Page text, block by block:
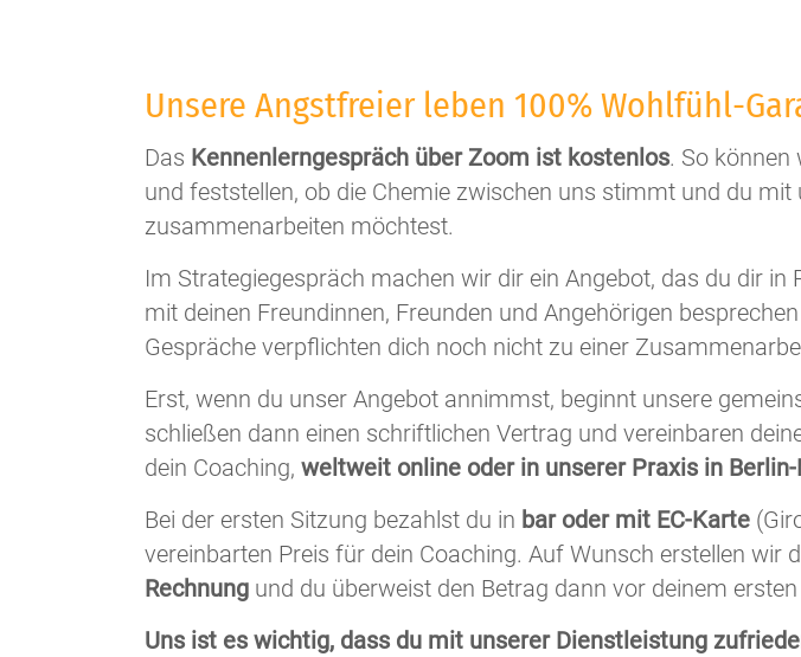
Unsere Angstfreier leben 100% Wohlfühl-
Das Kennenlerngespräch über Zoom ist kostenlos. So können
und feststellen, ob die Chemie zwischen uns stimmt und du mit
zusammenarbeiten möchtest.
Im Strategiegespräch machen wir dir ein Angebot, das du dir in
mit deinen Freundinnen, Freunden und Angehörigen
Gespräche verpflichten dich noch nicht zu einer
Erst, wenn du unser Angebot annimmst, beginnt unsere
schließen dann einen schriftlichen Vertrag und vereinbaren
dein Coaching, weltweit online oder in unserer Praxis in
Bei der ersten Sitzung bezahlst du in bar oder mit EC-Karte
vereinbarten Preis für dein Coaching. Auf Wunsch erstellen wir
Rechnung und du überweist den Betrag dann vor deinem
Uns ist es wichtig, dass du mit unserer Dienstleistung